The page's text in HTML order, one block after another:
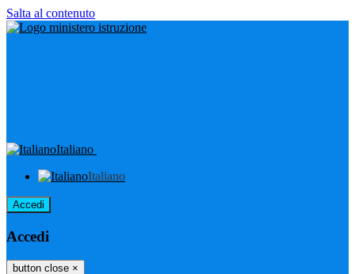
Salta al contenuto
Italiano
Italiano
Accedi
Accedi
button close ×